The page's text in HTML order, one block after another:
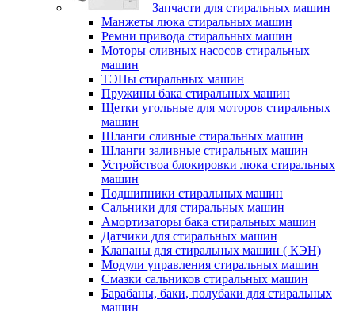
Запчасти для стиральных машин
Манжеты люка стиральных машин
Ремни привода стиральных машин
Моторы сливных насосов стиральных
машин
ТЭНы стиральных машин
Пружины бака стиральных машин
Щетки угольные для моторов стиральных
машин
Шланги сливные стиральных машин
Шланги заливные стиральных машин
Устройствоа блокировки люка стиральных
машин
Подшипники стиральных машин
Сальники для стиральных машин
Амортизаторы бака стиральных машин
Датчики для стиральных машин
Клапаны для стиральных машин ( КЭН)
Модули управления стиральных машин
Смазки сальников стиральных машин
Барабаны, баки, полубаки для стиральных
машин